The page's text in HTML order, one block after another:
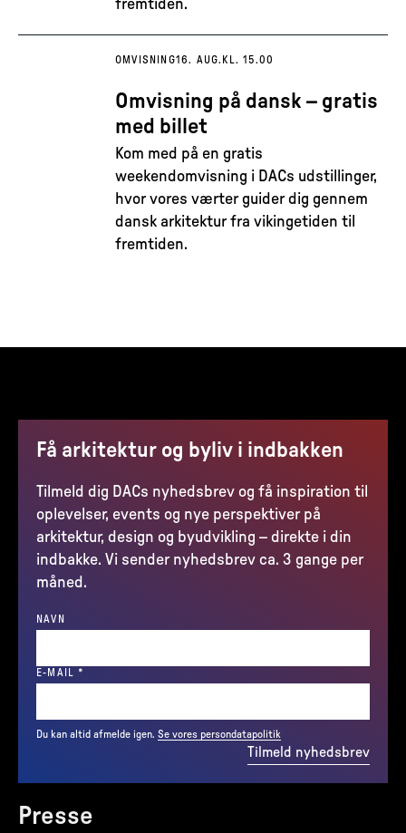
fremtiden.
OMVISNING16. AUG. KL. 15.00
Omvisning på dansk – gratis
med billet
Kom med på en gratis
weekendomvisning i DACs udstillinger,
hvor vores værter guider dig gennem
dansk arkitektur fra vikingetiden til
fremtiden.
Presse
Få arkitektur og byliv i indbakken
Tilmeld dig DACs nyhedsbrev og få inspiration til
oplevelser, events og nye perspektiver på
arkitektur, design og byudvikling – direkte i din
indbakke. Vi sender nyhedsbrev ca. 3 gange per
måned.
NAVN
E-MAIL *
Du kan altid afmelde igen. Se vores persondatapolitik
Tilmeld nyhedsbrev